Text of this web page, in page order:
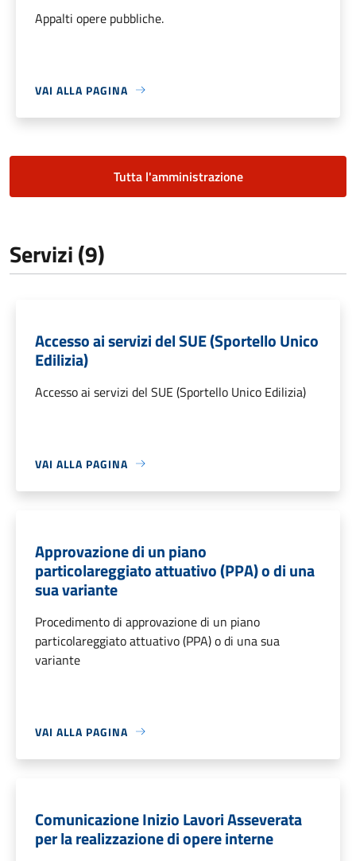
Appalti opere pubbliche.
VAI ALLA PAGINA
Tutta l'amministrazione
Servizi (9)
Accesso ai servizi del SUE (Sportello Unico
Edilizia)
Accesso ai servizi del SUE (Sportello Unico Edilizia)
VAI ALLA PAGINA
Approvazione di un piano
particolareggiato attuativo (PPA) o di una
sua variante
Procedimento di approvazione di un piano
particolareggiato attuativo (PPA) o di una sua
variante
VAI ALLA PAGINA
Comunicazione Inizio Lavori Asseverata
per la realizzazione di opere interne